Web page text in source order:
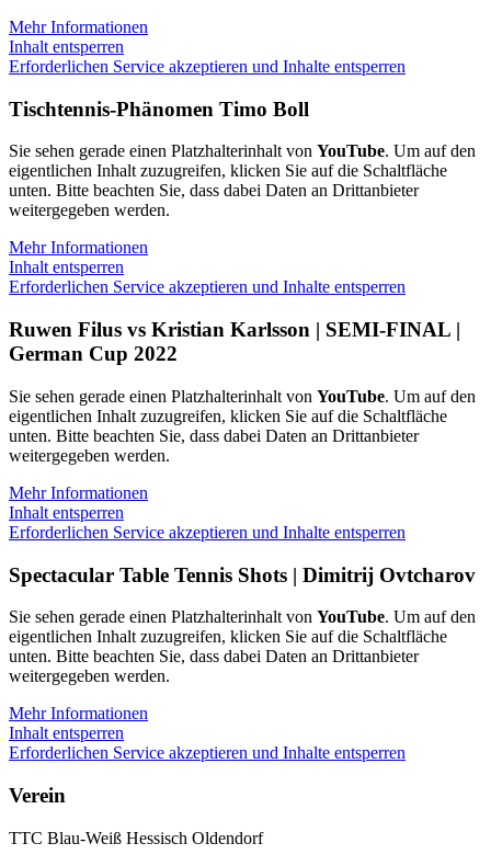
Mehr Informationen
Inhalt entsperren
Erforderlichen Service akzeptieren und Inhalte entsperren
Tischtennis-Phänomen Timo Boll
Sie sehen gerade einen Platzhalterinhalt von YouTube. Um auf den
eigentlichen Inhalt zuzugreifen, klicken Sie auf die Schaltfläche
unten. Bitte beachten Sie, dass dabei Daten an Drittanbieter
weitergegeben werden.
Mehr Informationen
Inhalt entsperren
Erforderlichen Service akzeptieren und Inhalte entsperren
Ruwen Filus vs Kristian Karlsson | SEMI-FINAL |
German Cup 2022
Sie sehen gerade einen Platzhalterinhalt von YouTube. Um auf den
eigentlichen Inhalt zuzugreifen, klicken Sie auf die Schaltfläche
unten. Bitte beachten Sie, dass dabei Daten an Drittanbieter
weitergegeben werden.
Mehr Informationen
Inhalt entsperren
Erforderlichen Service akzeptieren und Inhalte entsperren
Spectacular Table Tennis Shots | Dimitrij Ovtcharov
Sie sehen gerade einen Platzhalterinhalt von YouTube. Um auf den
eigentlichen Inhalt zuzugreifen, klicken Sie auf die Schaltfläche
unten. Bitte beachten Sie, dass dabei Daten an Drittanbieter
weitergegeben werden.
Mehr Informationen
Inhalt entsperren
Erforderlichen Service akzeptieren und Inhalte entsperren
Verein
TTC Blau-Weiß Hessisch Oldendorf